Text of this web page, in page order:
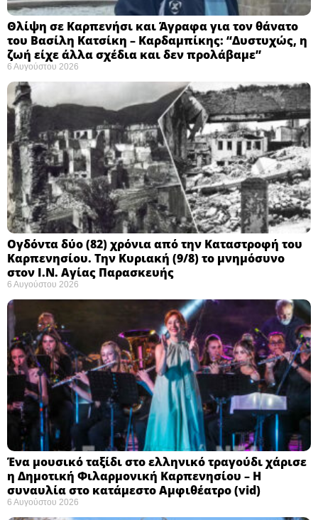
Θλίψη σε Καρπενήσι και Άγραφα για τον θάνατο
του Βασίλη Κατσίκη – Καρδαμπίκης: “Δυστυχώς, η
ζωή είχε άλλα σχέδια και δεν προλάβαμε”
6 Αυγούστου 2026
Ογδόντα δύο (82) χρόνια από την Καταστροφή του
Καρπενησίου. Την Κυριακή (9/8) το μνημόσυνο
στον Ι.Ν. Αγίας Παρασκευής
6 Αυγούστου 2026
Ένα μουσικό ταξίδι στο ελληνικό τραγούδι χάρισε
η Δημοτική Φιλαρμονική Καρπενησίου – Η
συναυλία στο κατάμεστο Αμφιθέατρο (vid)
6 Αυγούστου 2026